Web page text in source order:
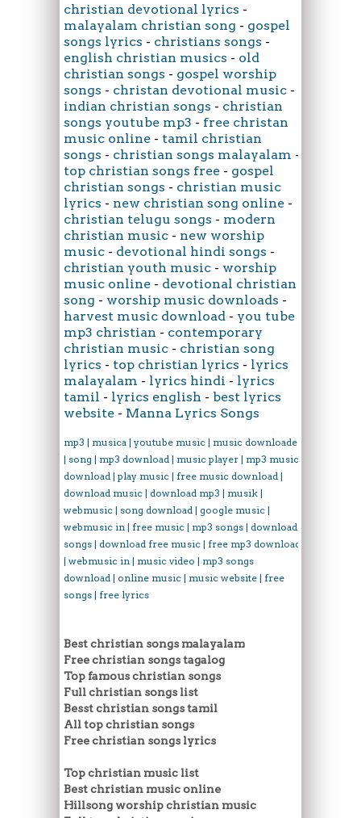
christian devotional lyrics -
malayalam christian song - gospel
songs lyrics - christians songs -
english christian musics - old
christian songs - gospel worship
songs - christan devotional music -
indian christian songs - christian
songs youtube mp3 - free christan
music online - tamil christian
songs - christian songs malayalam -
top christian songs free - gospel
christian songs - christian music
lyrics - new christian song online -
christian telugu songs - modern
christian music - new worship
music - devotional hindi songs -
christian youth music - worship
music online - devotional christian
song - worship music downloads -
harvest music download - you tube
mp3 christian - contemporary
christian music - christian song
lyrics - top christian lyrics - lyrics
malayalam - lyrics hindi - lyrics
tamil - lyrics english - best lyrics
website - Manna Lyrics Songs
mp3 | musica | youtube music | music downloader
| song | mp3 download | music player | mp3 music
download | play music | free music download |
download music | download mp3 | musik |
webmusic | song download | google music |
webmusic in | free music | mp3 songs | download
songs | download free music | free mp3 download
| webmusic in | music video | mp3 songs
download | online music | music website | free
songs | free lyrics
Best christian songs malayalam
Free christian songs tagalog
Top famous christian songs
Full christian songs list
Besst christian songs tamil
All top christian songs
Free christian songs lyrics
Top christian music list
Best christian music online
Hillsong worship christian music